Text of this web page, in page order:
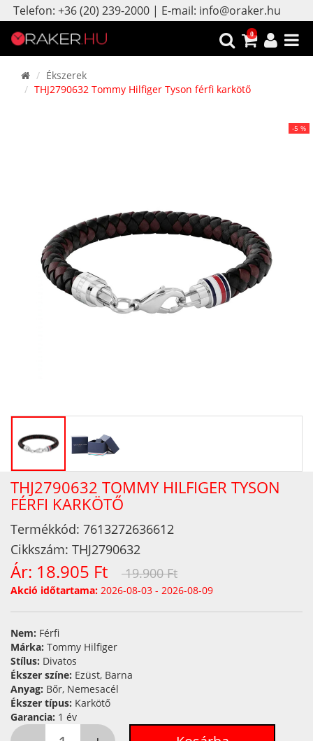
Telefon: +36 (20) 239-2000 | E-mail: info@oraker.hu
0
Ékszerek
THJ2790632 Tommy Hilfiger Tyson férfi karkötő
-5 %
THJ2790632 TOMMY HILFIGER TYSON
FÉRFI KARKÖTŐ
Termékkód: 7613272636612
Cikkszám: THJ2790632
Ár: 18.905 Ft 19.900 Ft
Akció időtartama: 2026-08-03 - 2026-08-09
Nem: Férfi
Márka: Tommy Hilfiger
Stílus: Divatos
Ékszer színe: Ezüst, Barna
Anyag: Bőr, Nemesacél
Ékszer típus: Karkötő
Garancia: 1 év